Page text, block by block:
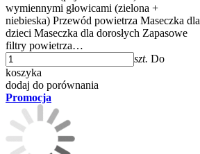
wymiennymi głowicami (zielona +
niebieska) Przewód powietrza Maseczka dla
dzieci Maseczka dla dorosłych Zapasowe
filtry powietrza…
szt. Do
koszyka
dodaj do porównania
Promocja